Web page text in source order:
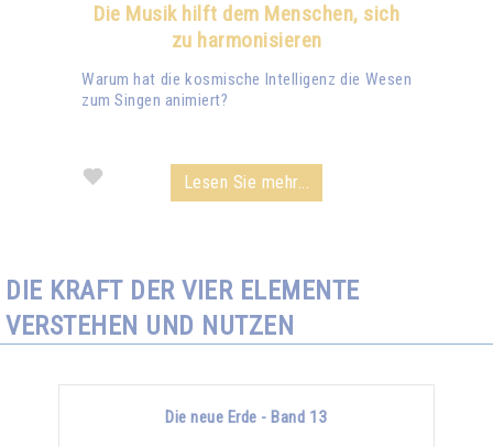
Die Musik hilft dem Menschen, sich
zu harmonisieren
Warum hat die kosmische Intelligenz die Wesen
zum Singen animiert?
Lesen Sie mehr...
DIE KRAFT DER VIER ELEMENTE
VERSTEHEN UND NUTZEN
Die neue Erde - Band 13